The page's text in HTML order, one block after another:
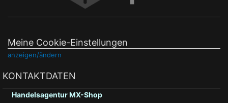
Meine Cookie-Einstellungen
anzeigen/ändern
KONTAKTDATEN
Handelsagentur MX-Shop